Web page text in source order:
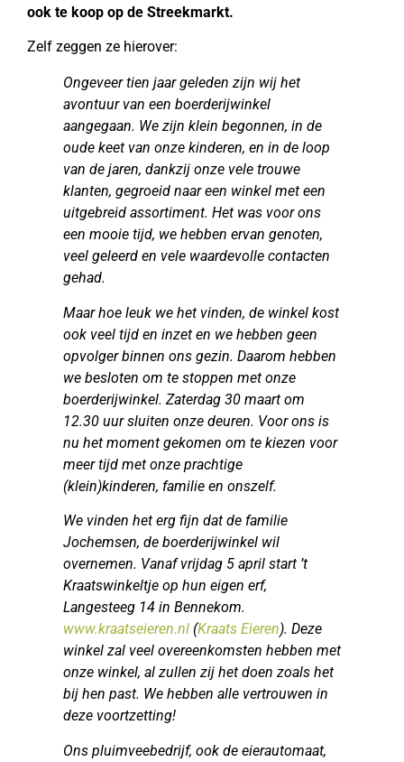
ook te koop op de Streekmarkt.
Zelf zeggen ze hierover:
Ongeveer tien jaar geleden zijn wij het
avontuur van een boerderijwinkel
aangegaan. We zijn klein begonnen, in de
oude keet van onze kinderen, en in de loop
van de jaren, dankzij onze vele trouwe
klanten, gegroeid naar een winkel met een
uitgebreid assortiment. Het was voor ons
een mooie tijd, we hebben ervan genoten,
veel geleerd en vele waardevolle contacten
gehad.
Maar hoe leuk we het vinden, de winkel kost
ook veel tijd en inzet en we hebben geen
opvolger binnen ons gezin. Daarom hebben
we besloten om te stoppen met onze
boerderijwinkel. Zaterdag 30 maart om
12.30 uur sluiten onze deuren. Voor ons is
nu het moment gekomen om te kiezen voor
meer tijd met onze prachtige
(klein)kinderen, familie en onszelf.
We vinden het erg fijn dat de familie
Jochemsen, de boerderijwinkel wil
overnemen. Vanaf vrijdag 5 april start ’t
Kraatswinkeltje op hun eigen erf,
Langesteeg 14 in Bennekom.
www.kraatseieren.nl (Kraats Eieren). Deze
winkel zal veel overeenkomsten hebben met
onze winkel, al zullen zij het doen zoals het
bij hen past. We hebben alle vertrouwen in
deze voortzetting!
Ons pluimveebedrijf, ook de eierautomaat,